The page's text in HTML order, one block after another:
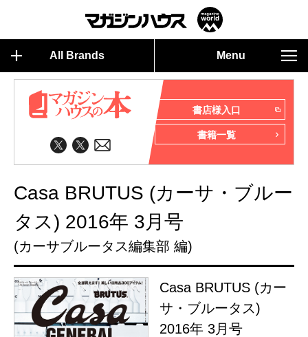
All Brands Menu
書店様入口
書籍一覧
Casa BRUTUS (カーサ・ブルー
タス) 2016年 3月号
(カーサブルータス編集部 編)
Casa BRUTUS (カー
サ・ブルータス)
2016年 3月号